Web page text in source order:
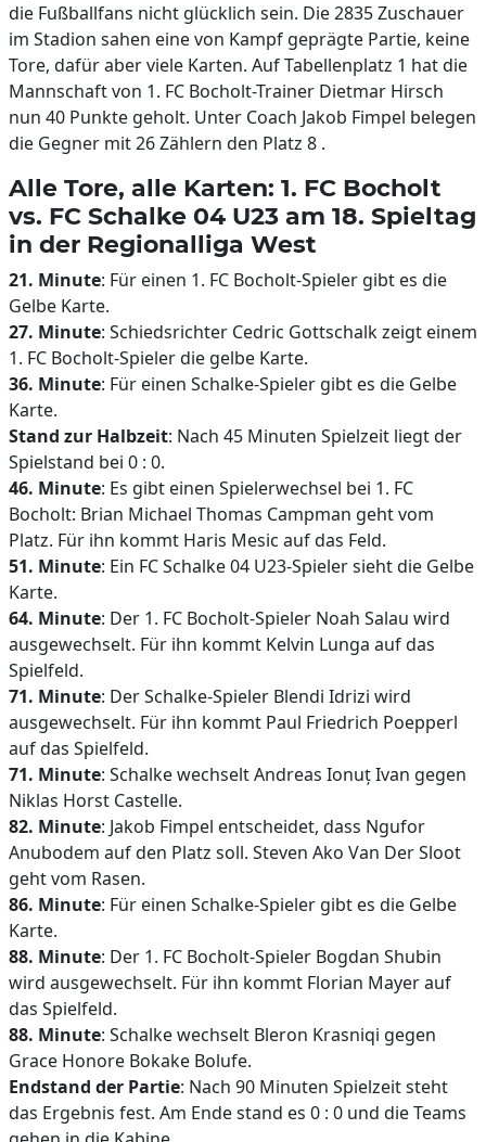
die Fußballfans nicht glücklich sein. Die 2835 Zuschauer
im Stadion sahen eine von Kampf geprägte Partie, keine
Tore, dafür aber viele Karten. Auf Tabellenplatz 1 hat die
Mannschaft von 1. FC Bocholt-Trainer Dietmar Hirsch
nun 40 Punkte geholt. Unter Coach Jakob Fimpel belegen
die Gegner mit 26 Zählern den Platz 8 .
Alle Tore, alle Karten: 1. FC Bocholt
vs. FC Schalke 04 U23 am 18. Spieltag
in der Regionalliga West
21. Minute: Für einen 1. FC Bocholt-Spieler gibt es die
Gelbe Karte.
27. Minute: Schiedsrichter Cedric Gottschalk zeigt einem
1. FC Bocholt-Spieler die gelbe Karte.
36. Minute: Für einen Schalke-Spieler gibt es die Gelbe
Karte.
Stand zur Halbzeit: Nach 45 Minuten Spielzeit liegt der
Spielstand bei 0 : 0.
46. Minute: Es gibt einen Spielerwechsel bei 1. FC
Bocholt: Brian Michael Thomas Campman geht vom
Platz. Für ihn kommt Haris Mesic auf das Feld.
51. Minute: Ein FC Schalke 04 U23-Spieler sieht die Gelbe
Karte.
64. Minute: Der 1. FC Bocholt-Spieler Noah Salau wird
ausgewechselt. Für ihn kommt Kelvin Lunga auf das
Spielfeld.
71. Minute: Der Schalke-Spieler Blendi Idrizi wird
ausgewechselt. Für ihn kommt Paul Friedrich Poepperl
auf das Spielfeld.
71. Minute: Schalke wechselt Andreas Ionuț Ivan gegen
Niklas Horst Castelle.
82. Minute: Jakob Fimpel entscheidet, dass Ngufor
Anubodem auf den Platz soll. Steven Ako Van Der Sloot
geht vom Rasen.
86. Minute: Für einen Schalke-Spieler gibt es die Gelbe
Karte.
88. Minute: Der 1. FC Bocholt-Spieler Bogdan Shubin
wird ausgewechselt. Für ihn kommt Florian Mayer auf
das Spielfeld.
88. Minute: Schalke wechselt Bleron Krasniqi gegen
Grace Honore Bokake Bolufe.
Endstand der Partie: Nach 90 Minuten Spielzeit steht
das Ergebnis fest. Am Ende stand es 0 : 0 und die Teams